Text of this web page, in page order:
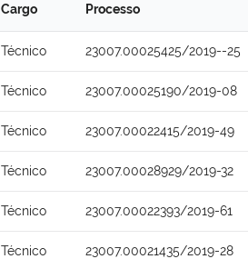
Cargo Processo
Técnico 23007.00025425/2019--25
Técnico 23007.00025190/2019-08
Técnico 23007.00022415/2019-49
Técnico 23007.00028929/2019-32
Técnico 23007.00022393/2019-61
Técnico 23007.00021435/2019-28